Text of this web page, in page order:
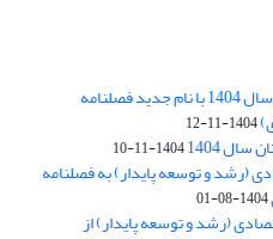
بارگذاری فایل کلی مقالات فصل پاییز سال 1404 با نام جدید فصلنامه
1404-11-12
1404
1404-11-10
(رشد و توسعه پایدار) به فصلنامه
1404-08-01
(رشد و توسعه پایدار) از